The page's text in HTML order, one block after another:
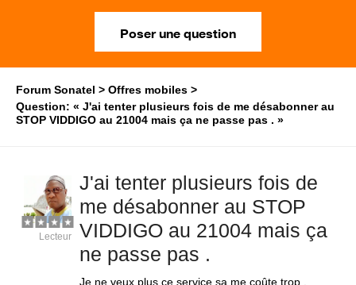
Poser une question
Forum Sonatel
Offres mobiles
Question: « J'ai tenter plusieurs fois de me désabonner au
STOP VIDDIGO au 21004 mais ça ne passe pas . »
J'ai tenter plusieurs fois de
me désabonner au STOP
VIDDIGO au 21004 mais ça
ne passe pas .
Je ne veux plus ce service sa me coûte trop .
Lecteur